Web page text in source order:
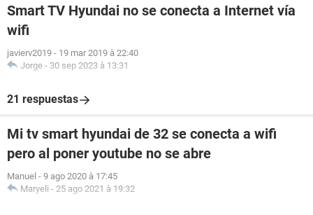
Smart TV Hyundai no se conecta a Internet vía
wifi
javierv2019 - 19 mar 2019 à 22:40
Jorge - 30 sep 2023 à 13:31
21 respuestas
Mi tv smart hyundai de 32 se conecta a wifi
pero al poner youtube no se abre
Manuel - 9 ago 2020 à 17:45
Maryeli - 25 ago 2021 à 19:32